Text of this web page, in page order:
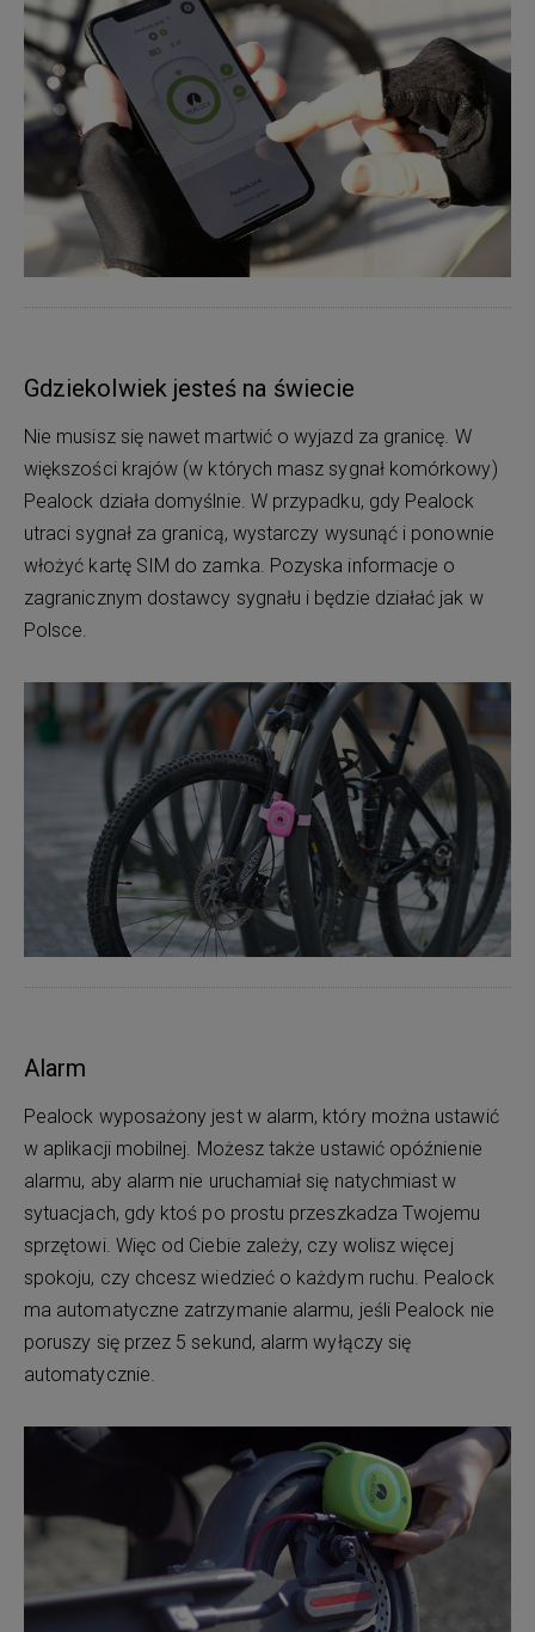
Gdziekolwiek jesteś na świecie
Nie musisz się nawet martwić o wyjazd za granicę. W
większości krajów (w których masz sygnał komórkowy)
Pealock działa domyślnie. W przypadku, gdy Pealock
utraci sygnał za granicą, wystarczy wysunąć i ponownie
włożyć kartę SIM do zamka. Pozyska informacje o
zagranicznym dostawcy sygnału i będzie działać jak w
Polsce.
Alarm
Pealock wyposażony jest w alarm, który można ustawić
w aplikacji mobilnej. Możesz także ustawić opóźnienie
alarmu, aby alarm nie uruchamiał się natychmiast w
sytuacjach, gdy ktoś po prostu przeszkadza Twojemu
sprzętowi. Więc od Ciebie zależy, czy wolisz więcej
spokoju, czy chcesz wiedzieć o każdym ruchu. Pealock
ma automatyczne zatrzymanie alarmu, jeśli Pealock nie
poruszy się przez 5 sekund, alarm wyłączy się
automatycznie.